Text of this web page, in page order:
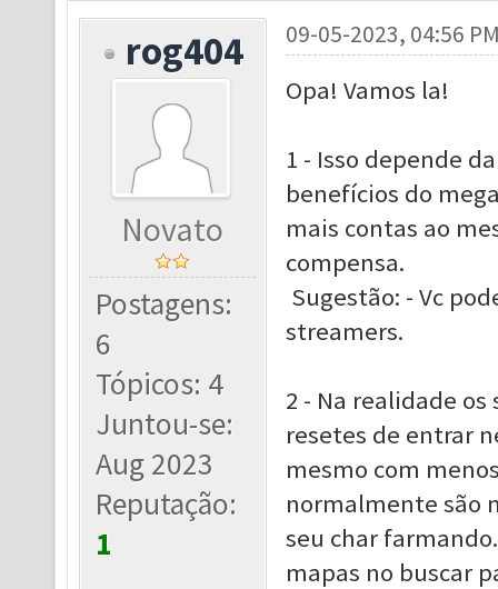
rog404
Novato
Postagens:
6
Tópicos: 4
Juntou-se:
Aug 2023
Reputação:
1
09-05-2023, 04:56
Opa! Vamos la!
1 - Isso depende
benefícios do
mais contas ao
compensa.
Sugestão: - Vc
streamers.
2 - Na realidade
resetes de entrar
mesmo com
normalmente são
seu char
mapas no buscar